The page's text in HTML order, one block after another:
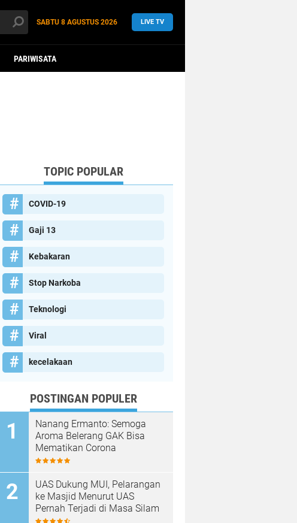
SABTU 8 AGUSTUS 2026 LIVE TV
PARIWISATA
TOPIC POPULAR
COVID-19
Gaji 13
Kebakaran
Stop Narkoba
Teknologi
Viral
kecelakaan
POSTINGAN POPULER
Nanang Ermanto: Semoga
Aroma Belerang GAK Bisa
Mematikan Corona
UAS Dukung MUI, Pelarangan
ke Masjid Menurut UAS
Pernah Terjadi di Masa Silam